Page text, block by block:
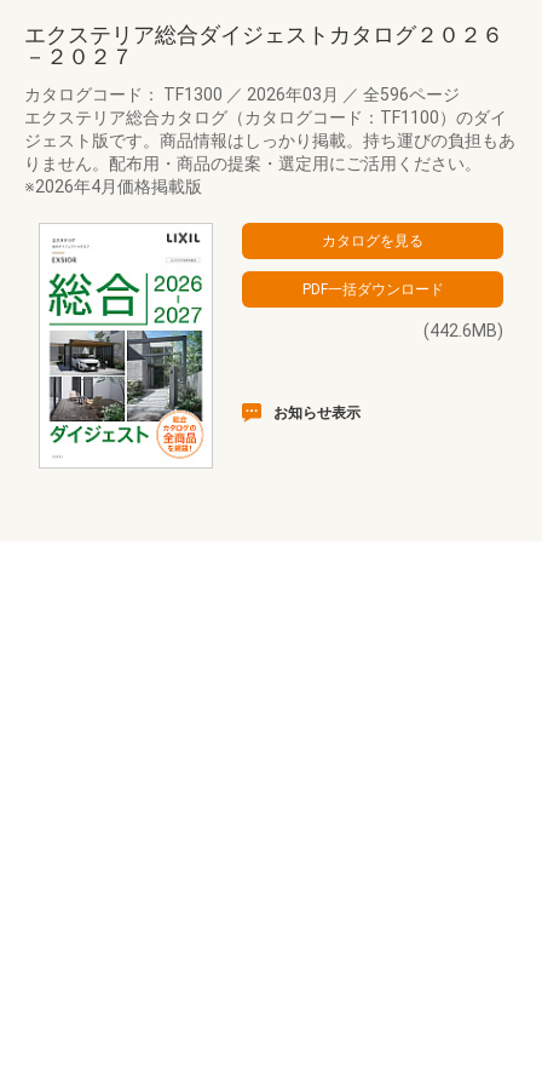
エクステリア総合ダイジェストカタログ２０２６
－２０２７
カタログコード： TF1300 ／ 2026年03月 ／ 全596ページ
エクステリア総合カタログ（カタログコード：TF1100）のダイ
ジェスト版です。商品情報はしっかり掲載。持ち運びの負担もあ
りません。配布用・商品の提案・選定用にご活用ください。
※2026年4月価格掲載版
(442.6MB)
お知らせ表示